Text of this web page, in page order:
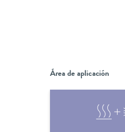
Área de aplicación